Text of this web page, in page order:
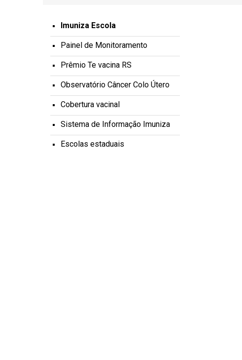
Imuniza Escola
Painel de Monitoramento
Prêmio Te vacina RS
Observatório Câncer Colo Útero
Cobertura vacinal
Sistema de Informação Imuniza
Escolas estaduais